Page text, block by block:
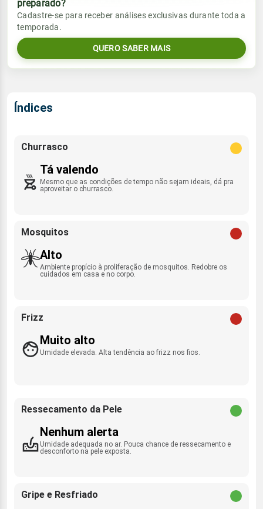
Umidade do ar
67%88%
Rajada de vento
Sol
06:56h às 18:07h
Lua
Chuva
0.0mm
Umidade do ar
Vento
ESE - 7km/h
Rajada de vento
Sol
preparado?
Cadastre-se para receber análises exclusivas durante toda a
temporada.
QUERO SABER MAIS
Índices
Churrasco
Tá valendo
Mesmo que as condições de tempo não sejam ideais, dá pra
aproveitar o churrasco.
Mosquitos
Alto
Ambiente propício à proliferação de mosquitos. Redobre os
cuidados em casa e no corpo.
Frizz
Muito alto
Umidade elevada. Alta tendência ao frizz nos fios.
Ressecamento da Pele
Nenhum alerta
Umidade adequada no ar. Pouca chance de ressecamento e
desconforto na pele exposta.
Gripe e Resfriado